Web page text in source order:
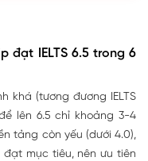
đạt IELTS 6.5 trong 6
khá (tương đương IELTS
lên 6.5 chỉ khoảng 3-4
tảng còn yếu (dưới 4.0),
mục tiêu, nên ưu tiên